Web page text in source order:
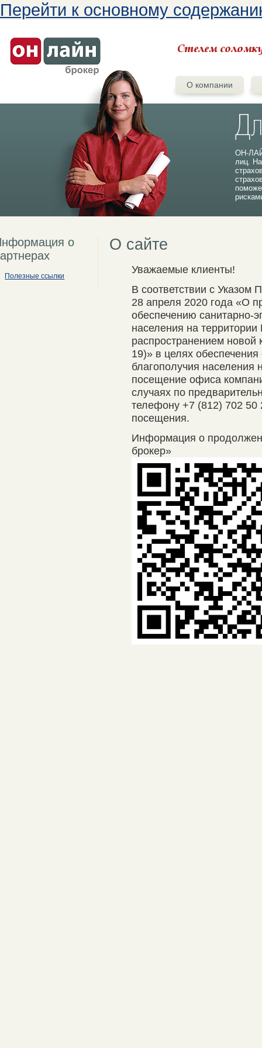
Перейти к основному
О компании
ОН-
лиц.
о
Полезные ссылки
О сайте
Уважаемые клиенты!
В соответствии с Указом
28 апреля 2020 года «О
обеспечению санитарно-
населения на
распространением новой
19)» в целях
благополучия населения
посещение офиса
случаях по
телефону +7 (812) 702 50
посещения.
Информация о
брокер»